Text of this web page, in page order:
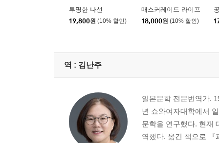
투명한 나선
19,800원 (10% 할인)
매스커레이드 라이프
18,000원 (10% 할인)
역 : 김난주
일본문학 전문번역가.
년 쇼와여자대학에서
문학을 연구했다. 현재
역했다. 옮긴 책으로 『